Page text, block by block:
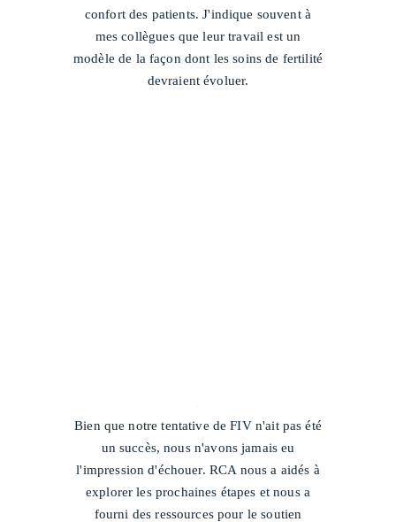
confort des patients. J'indique souvent à
mes collègues que leur travail est un
modèle de la façon dont les soins de fertilité
devraient évoluer.
Bien que notre tentative de FIV n'ait pas été
un succès, nous n'avons jamais eu
l'impression d'échouer. RCA nous a aidés à
explorer les prochaines étapes et nous a
fourni des ressources pour le soutien